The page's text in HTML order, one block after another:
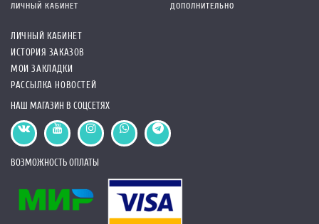
ЛИЧНЫЙ КАБИНЕТ
ЛИЧНЫЙ КАБИНЕТ
ИСТОРИЯ ЗАКАЗОВ
МОИ ЗАКЛАДКИ
РАССЫЛКА НОВОСТЕЙ
ДОПОЛНИТЕЛЬНО
НАШ МАГАЗИН В СОЦСЕТЯХ
ВОЗМОЖНОСТЬ ОПЛАТЫ